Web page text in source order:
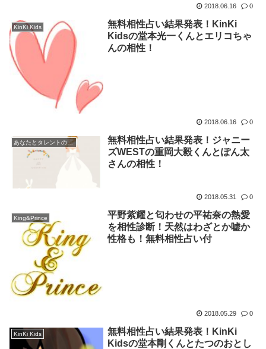
2018.06.16 0
KinKi Kids
無料相性占い結果発表！KinKi
Kidsの堂本光一くんとエリコちゃ
んの相性！
2018.06.16 0
あなたとタレントの無料相性占い発表！
無料相性占い結果発表！ジャニー
ズWESTの重岡大毅くんとぽん太
さんの相性！
2018.05.31 0
King&Prince
平野紫耀と匂わせの平祐奈の熱愛
を相性診断！天然はわざとか嘘か
性格も！無料相性占い付
2018.05.29 0
KinKi Kids
無料相性占い結果発表！KinKi
Kidsの堂本剛くんとたつのおとし